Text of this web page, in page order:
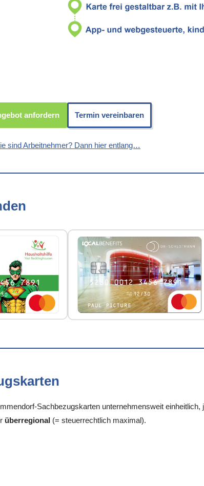
anfordern Termin vereinbaren
sind Arbeitnehmer? Dann hier entlang…
Sachbezugskarten unternehmensweit
überregional (= steuerrechtlich maximal).